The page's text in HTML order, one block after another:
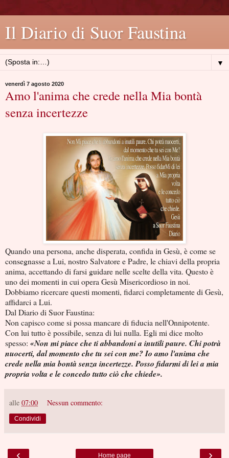
Il Diario di Suor Faustina
▼
venerdì 7 agosto 2020
Amo l'anima che crede nella Mia bontà
senza incertezze
Quando una persona, anche disperata, confida in Gesù, è come se
consegnasse a Lui, nostro Salvatore e Padre, le chiavi della propria
anima, accettando di farsi guidare nelle scelte della vita. Questo è
uno dei momenti in cui opera Gesù Misericordioso in noi.
Dobbiamo ricercare questi momenti, fidarci completamente di Gesù,
affidarci a Lui.
Dal Diario di Suor Faustina:
Non capisco come si possa mancare di fiducia nell'Onnipotente.
Con lui tutto è possibile, senza di lui nulla. Egli mi dice molto
spesso: «Non mi piace che ti abbandoni a inutili paure. Chi potrà
nuocerti, dal momento che tu sei con me? Io amo l'anima che
crede nella mia bontà senza incertezze. Posso fidarmi di lei a mia
propria volta e le concedo tutto ciò che chiede».
alle 07:00 Nessun commento:
Condividi
‹ ›
Home page